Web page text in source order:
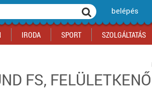
belépés
akciók
Biztonságtechnika
IRODA SPORT SZOLGÁLTATÁS
FS,